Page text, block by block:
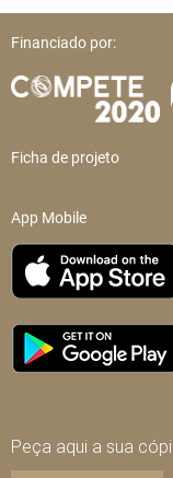
Financiado por:
Ficha de projeto
App Mobile
Peça aqui a sua